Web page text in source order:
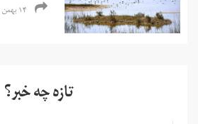
۱۴ بهمن ۱۳۹۶
تازه چه خبر؟